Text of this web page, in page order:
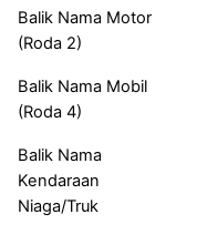
Balik Nama Motor
(Roda 2)
Balik Nama Mobil
(Roda 4)
Balik Nama
Kendaraan
Niaga/Truk